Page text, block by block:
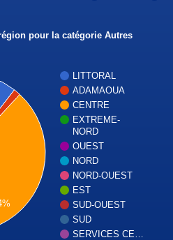
pour la catégorie Autres
LITTORAL
ADAMAOUA
CENTRE
EXTREME-
NORD
OUEST
NORD
NORD-OUEST
EST
SUD-OUEST
SUD
SERVICES CE…